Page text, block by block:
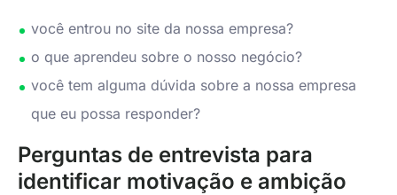
você entrou no site da nossa empresa?
o que aprendeu sobre o nosso negócio?
você tem alguma dúvida sobre a nossa empresa
que eu possa responder?
Perguntas de entrevista para
identificar motivação e ambição